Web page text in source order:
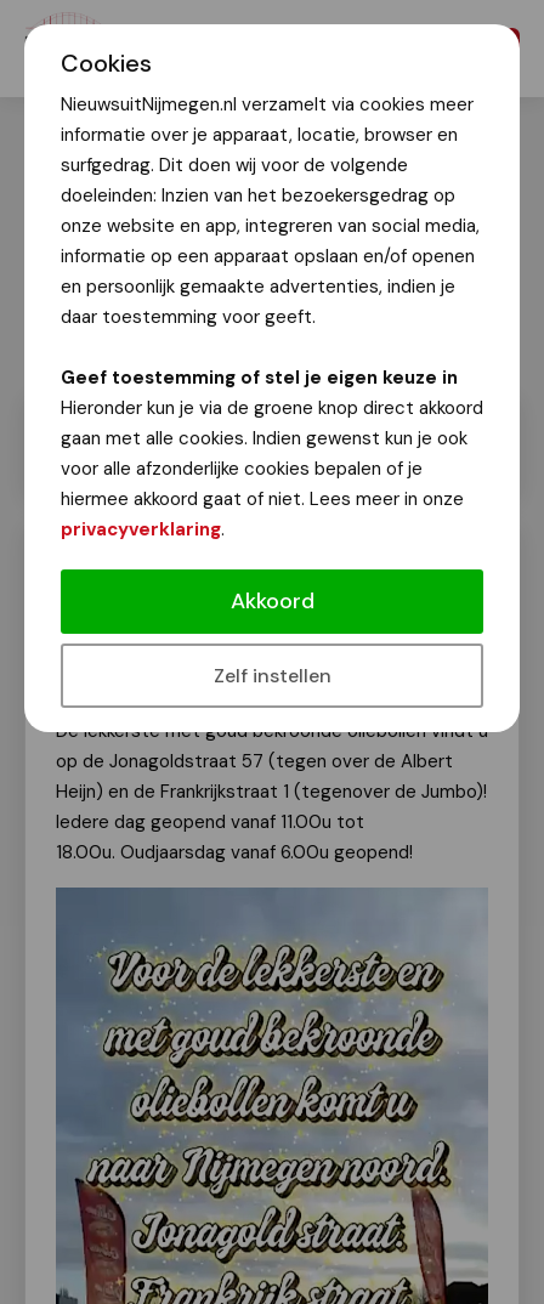
Cookies
NieuwsuitNijmegen.nl verzamelt via cookies meer
informatie over je apparaat, locatie, browser en
surfgedrag. Dit doen wij voor de volgende
doeleinden: Inzien van het bezoekersgedrag op
onze website en app, integreren van social media,
informatie op een apparaat opslaan en/of openen
en persoonlijk gemaakte advertenties, indien je
daar toestemming voor geeft.
Geef toestemming of stel je eigen keuze in
Hieronder kun je via de groene knop direct akkoord
gaan met alle cookies. Indien gewenst kun je ook
voor alle afzonderlijke cookies bepalen of je
hiermee akkoord gaat of niet. Lees meer in onze
privacyverklaring.
Akkoord
Zelf instellen
De lekkerste oliebollen vindt u in
Nijmegen-Noord!
Van onze redactie
27 december 2025
De lekkerste met goud bekroonde oliebollen vindt u
op de Jonagoldstraat 57 (tegen over de Albert
Heijn) en de Frankrijkstraat 1 (tegenover de Jumbo)!
Iedere dag geopend vanaf 11.00u tot
18.00u. Oudjaarsdag vanaf 6.00u geopend!